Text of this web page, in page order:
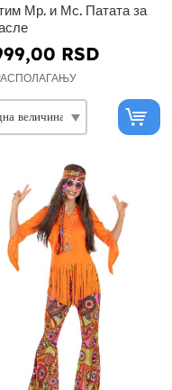
Мр. и Мс. Патата за
RSD